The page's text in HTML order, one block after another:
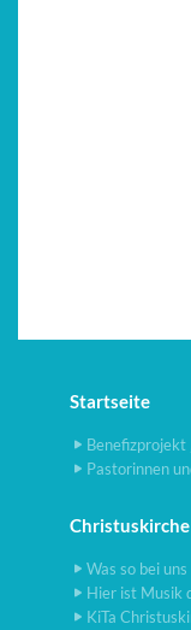
Startseite
Benefizprojekt
Pastorinnen
Christuskirche
Was so bei
Hier ist Musik
KiTa